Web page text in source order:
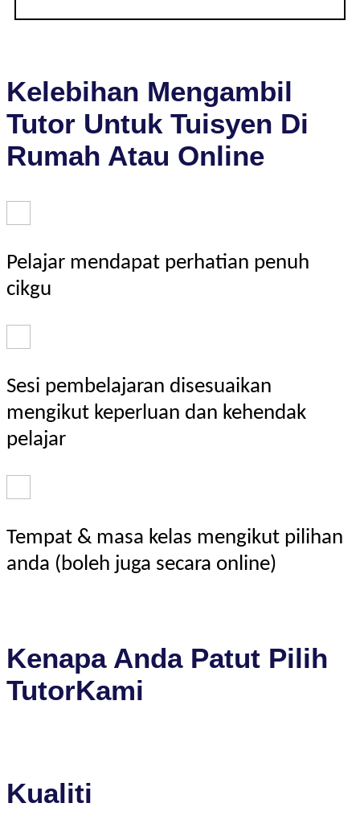
Kelebihan Mengambil
Tutor Untuk Tuisyen Di
Rumah Atau Online
Pelajar mendapat perhatian penuh
cikgu
Sesi pembelajaran disesuaikan
mengikut keperluan dan kehendak
pelajar
Tempat & masa kelas mengikut pilihan
anda (boleh juga secara online)
Kenapa Anda Patut Pilih
TutorKami
Kualiti